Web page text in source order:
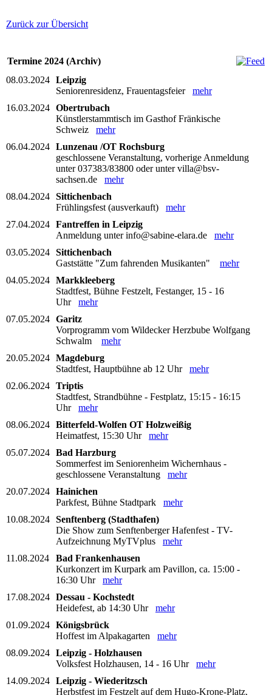
Zurück zur Übersicht
Termine 2024 (Archiv)
08.03.2024 Leipzig
Seniorenresidenz, Frauentagsfeier mehr
16.03.2024 Obertrubach
Künstlerstammtisch im Gasthof Fränkische
Schweiz mehr
06.04.2024 Lunzenau /OT Rochsburg
geschlossene Veranstaltung, vorherige Anmeldung
unter 037383/83800 oder unter villa@bsv-
sachsen.de mehr
08.04.2024 Sittichenbach
Frühlingsfest (ausverkauft) mehr
27.04.2024 Fantreffen in Leipzig
Anmeldung unter info@sabine-elara.de mehr
03.05.2024 Sittichenbach
Gaststätte "Zum fahrenden Musikanten" mehr
04.05.2024 Markkleeberg
Stadtfest, Bühne Festzelt, Festanger, 15 - 16
Uhr mehr
07.05.2024 Garitz
Vorprogramm vom Wildecker Herzbube Wolfgang
Schwalm mehr
20.05.2024 Magdeburg
Stadtfest, Hauptbühne ab 12 Uhr mehr
02.06.2024 Triptis
Stadtfest, Strandbühne - Festplatz, 15:15 - 16:15
Uhr mehr
08.06.2024 Bitterfeld-Wolfen OT Holzweißig
Heimatfest, 15:30 Uhr mehr
05.07.2024 Bad Harzburg
Sommerfest im Seniorenheim Wichernhaus -
geschlossene Veranstaltung mehr
20.07.2024 Hainichen
Parkfest, Bühne Stadtpark mehr
10.08.2024 Senftenberg (Stadthafen)
Die Show zum Senftenberger Hafenfest - TV-
Aufzeichnung MyTVplus mehr
11.08.2024
Bad Frankenhausen
Kurkonzert im Kurpark am Pavillon, ca. 15:00 -
16:30 Uhr mehr
17.08.2024 Dessau - Kochstedt
Heidefest, ab 14:30 Uhr mehr
01.09.2024 Königsbrück
Hoffest im Alpakagarten mehr
08.09.2024 Leipzig - Holzhausen
Volksfest Holzhausen, 14 - 16 Uhr mehr
14.09.2024 Leipzig - Wiederitzsch
Herbstfest im Festzelt auf dem Hugo-Krone-Platz,